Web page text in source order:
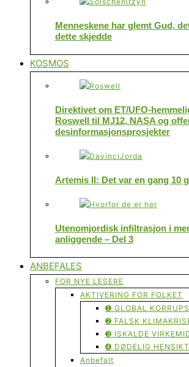
Menneskene har glemt Gud,
dette skjedde
KOSMOS
Direktivet om ET/UFO-
Roswell til MJ12, NASA og
desinformasjonsprosjekter
Artemis II: Det var en gang 10
Utenomjordisk infiltrasjon i
anliggende – Del 3
ANBEFALES
FOR NYE LESERE
AKTIVERING FOR FOLKET
➊ GLOBAL
➋ FALSK
➌ ISKALDE
➍ DØDELIG HENSIKT
Anbefalt